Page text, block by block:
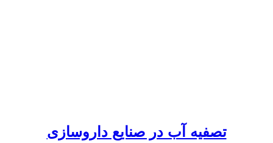
تصفیه آب در صنایع داروسازی